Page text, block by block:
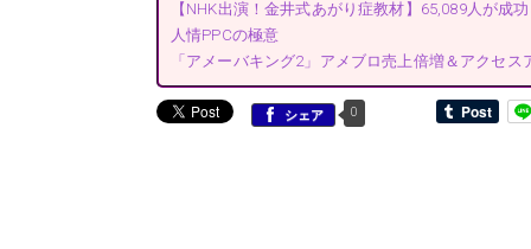
【NHK出演！金井式あがり症教材】65,089人が成
人情PPCの極意
「アメーバキング2」アメブロ売上倍増＆アクセス
シェア 0